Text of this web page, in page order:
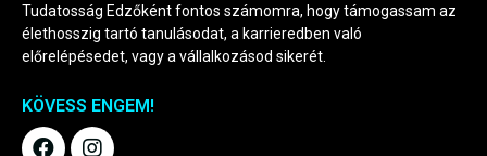
Tudatosság Edzőként fontos számomra, hogy támogassam az
élethosszig tartó tanulásodat, a karrieredben való
előrelépésedet, vagy a vállalkozásod sikerét.
KÖVESS ENGEM!
F
I